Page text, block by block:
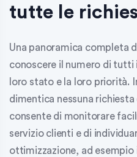
tutte le
Una panoramica completa
conoscere il numero di tutti
loro stato e la loro priorità.
dimentica nessuna
consente di monitorare
servizio clienti e di
ottimizzazione, ad